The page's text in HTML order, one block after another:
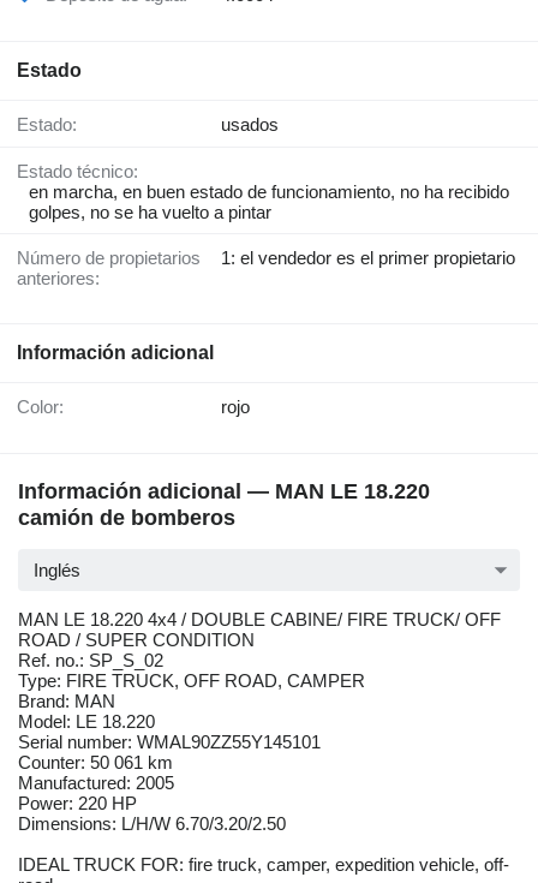
Estado
Estado: usados
Estado técnico:
en marcha, en buen estado de funcionamiento, no ha recibido
golpes, no se ha vuelto a pintar
Número de propietarios
anteriores:
1: el vendedor es el primer propietario
Información adicional
Color: rojo
Información adicional — MAN LE 18.220
camión de bomberos
Inglés
MAN LE 18.220 4x4 / DOUBLE CABINE/ FIRE TRUCK/ OFF
ROAD / SUPER CONDITION
Ref. no.: SP_S_02
Type: FIRE TRUCK, OFF ROAD, CAMPER
Brand: MAN
Model: LE 18.220
Serial number: WMAL90ZZ55Y145101
Counter: 50 061 km
Manufactured: 2005
Power: 220 HP
Dimensions: L/H/W 6.70/3.20/2.50
IDEAL TRUCK FOR: fire truck, camper, expedition vehicle, off-